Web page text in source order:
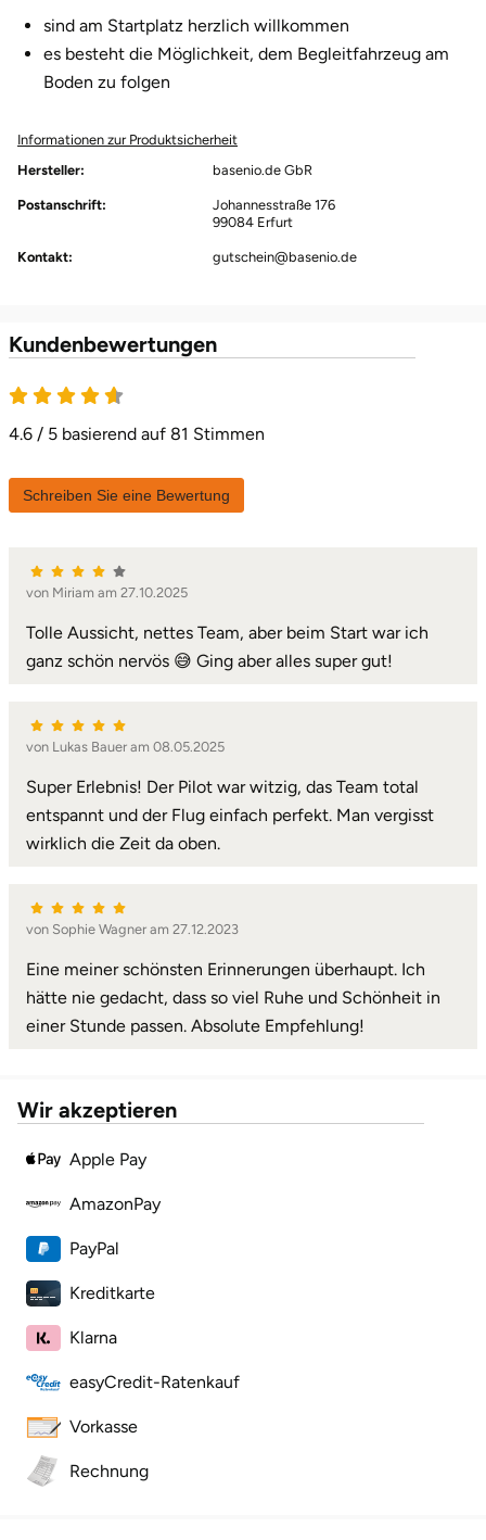
sind am Startplatz herzlich willkommen
es besteht die Möglichkeit, dem Begleitfahrzeug am
Boden zu folgen
Informationen zur Produktsicherheit
Hersteller:
basenio.de GbR
Postanschrift:
Johannesstraße 176
99084 Erfurt
Kontakt: gutschein@basenio.de
Kundenbewertungen
4.6 / 5 basierend auf 81 Stimmen
Schreiben Sie eine Bewertung
von Miriam am 27.10.2025
Tolle Aussicht, nettes Team, aber beim Start war ich
ganz schön nervös 😅 Ging aber alles super gut!
von Lukas Bauer am 08.05.2025
Super Erlebnis! Der Pilot war witzig, das Team total
entspannt und der Flug einfach perfekt. Man vergisst
wirklich die Zeit da oben.
von Sophie Wagner am 27.12.2023
Eine meiner schönsten Erinnerungen überhaupt. Ich
hätte nie gedacht, dass so viel Ruhe und Schönheit in
einer Stunde passen. Absolute Empfehlung!
Wir akzeptieren
Apple Pay
AmazonPay
PayPal
Kreditkarte
Klarna
easyCredit-Ratenkauf
Vorkasse
Rechnung